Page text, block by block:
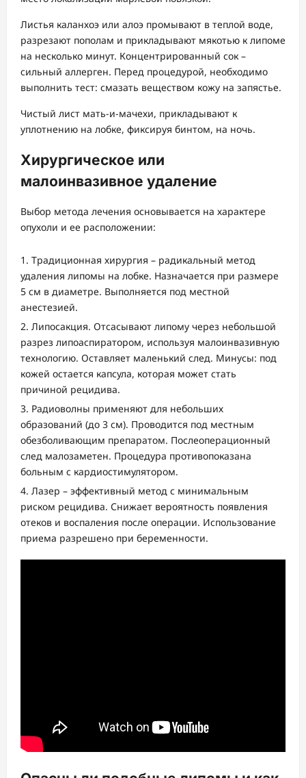
Листья каланхоэ или алоэ промывают в теплой воде,
разрезают пополам и прикладывают мякотью к липоме
на несколько минут. Концентрированный сок –
сильный аллерген. Перед процедурой, необходимо
выполнить тест: смазать веществом кожу на запястье.
Чистый лист мать-и-мачехи, прикладывают к
уплотнению на лобке, фиксируя бинтом, на ночь.
Хирургическое или
малоинвазивное удаление
Выбор метода лечения основывается на характере
опухоли и ее расположении:
Традиционная хирургия – радикальный метод
удаления липомы на лобке. Назначается при размере
5 см в диаметре. Выполняется под местной
анестезией.
Липосакция. Отсасывают липому через небольшой
разрез липоаспиратором, используя малоинвазивную
технологию. Оставляет маленький след. Минусы: под
кожей остается капсула, которая может стать
причиной рецидива.
Радиоволны применяют для небольших
образований (до 3 см). Проводится под местным
обезболивающим препаратом. Послеоперационный
след малозаметен. Процедура противопоказана
больным с кардиостимулятором.
Лазер – эффективный метод с минимальным
риском рецидива. Снижает вероятность появления
отеков и воспаления после операции. Использование
приема разрешено при беременности.